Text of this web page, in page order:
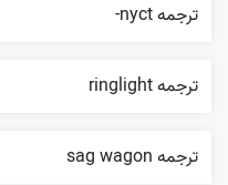
ترجمه nyct-
ترجمه ringlight
ترجمه sag wagon